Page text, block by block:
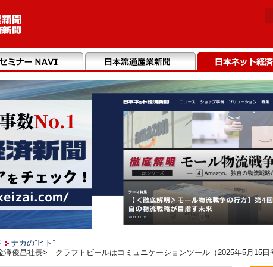
ナカの”ヒト”
俊昌社長> クラフトビールはコミュニケーションツール（2025年5月15日